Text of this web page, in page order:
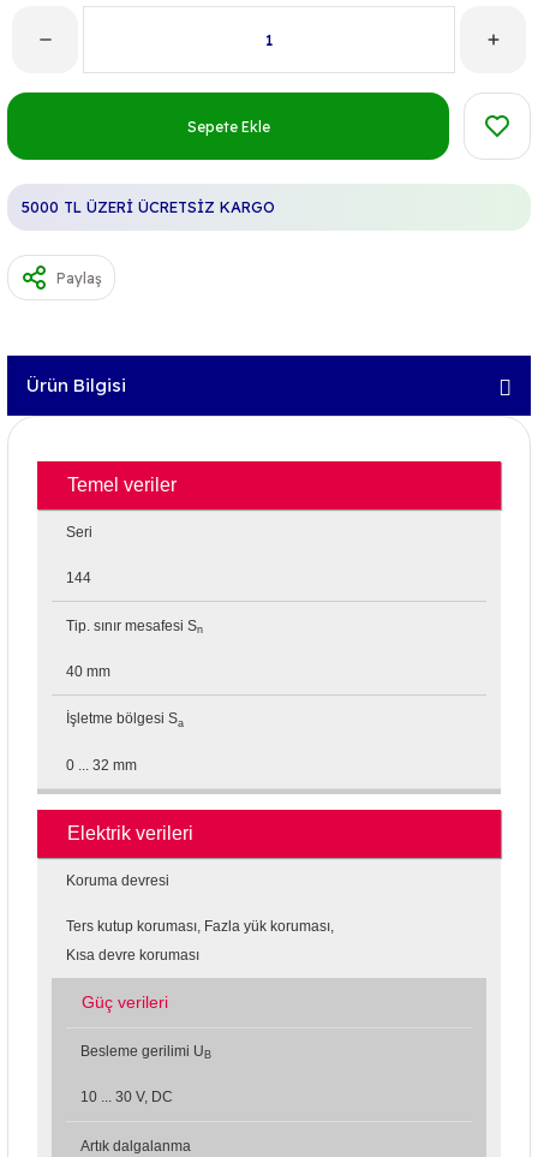
Sepete Ekle
5000 TL ÜZERİ ÜCRETSİZ KARGO
Paylaş
Ürün Bilgisi
Temel veriler
Seri
144
Tip. sınır mesafesi Sn
40 mm
İşletme bölgesi Sa
0 ... 32 mm
Elektrik verileri
Koruma devresi
Ters kutup koruması, Fazla yük koruması,
Kısa devre koruması
Güç verileri
Besleme gerilimi U B
10 ... 30 V, DC
Artık dalgalanma